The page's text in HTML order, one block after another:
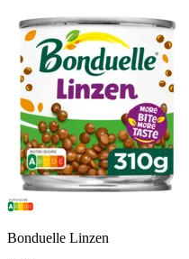
Bonduelle Linzen